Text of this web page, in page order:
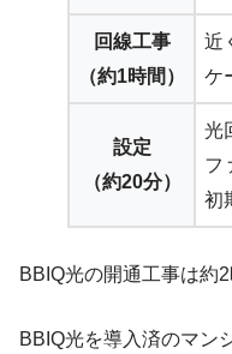
回線工事
（約1時間）
近
ケ
設定
（約20分）
光
フ
初
BBIQ光の開通工事は約
BBIQ光を導入済のマン